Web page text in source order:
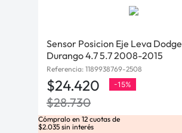
Sensor Posicion Eje Leva Dodge
Durango 4.7 5.7 2008-2015
Referencia: 1189938769-2508
$24.420 -15%
$28.730
Cómpralo en 12 cuotas de
$2.035 sin interés